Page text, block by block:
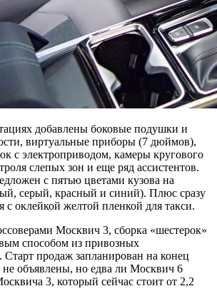
добавлены боковые подушки и
виртуальные приборы (7 дюймов),
с электроприводом, камеры кругового
слепых зон и еще ряд ассистентов.
с пятью цветами кузова на
серый, красный и синий). Плюс сразу
с оклейкой желтой пленкой для такси.
Москвич 3, сборка «шестерок»
способом из привозных
продаж запланирован на конец
объявлены, но едва ли Москвич 6
3, который сейчас стоит от 2,2